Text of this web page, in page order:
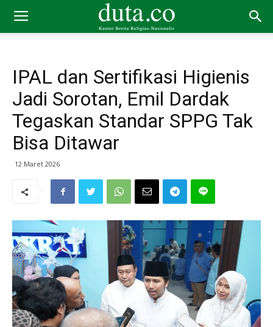
IPAL dan Sertifikasi Higienis
Jadi Sorotan, Emil Dardak
Tegaskan Standar SPPG Tak
Bisa Ditawar
12 Maret 2026